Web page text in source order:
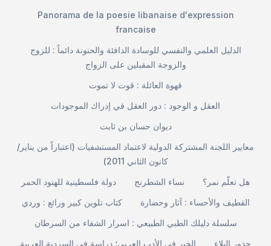
Panorama de la poesie libanaise d'expression
francaise
الدليل العلمي والنفسي للوسادة الدافئة والحنونة دائماً : للزوج
والزوجة المقبلين على الزواج
قهوة العائلة : قوت لا تموت
العقل و الوجود : دور العقل في إدراك الموجودات
ديوان حسان بن ثابت
معايير اللجنة المشتركة الدولية لاعتماد المستشفيات (اعتباراً من يناير/
كانون الثاني 2011)
دولة فلسطينية للهنود الحمر
نساء الشطرنج
هل تعلّم نمر؟
كتاب تلوين كبير ورائع : وردي
القطيف والأحساء : آثار وحضارة
سلسلة دليلك الطبي الطبيعي : اسرار الشفاء من السرطان
الخبر في الأدب العربي؛ دراسة في السردية العربية
جذور البلاء